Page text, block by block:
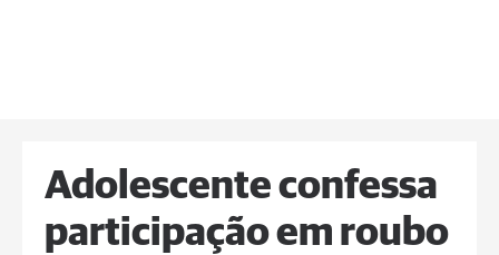
Adolescente confessa
participação em roubo